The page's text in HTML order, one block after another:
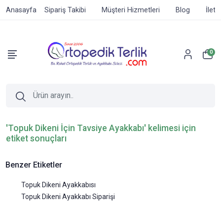
Anasayfa Sipariş Takibi Müşteri Hizmetleri Blog
0
'Topuk Dikeni İçin Tavsiye Ayakkabı' kelimesi için
etiket sonuçları
Benzer Etiketler
Topuk Dikeni Ayakkabısı
Topuk Dikeni Ayakkabı Siparişi